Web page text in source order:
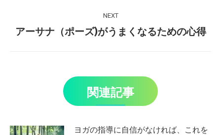
NEXT
Next
アーサナ（ポーズ)がうまくなるための心得
関連記事
ヨガの指導に自信がなければ、これを